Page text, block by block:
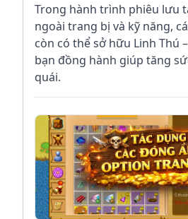
Trong hành trình phiêu lưu
ngoài trang bị và kỹ năng,
còn có thể sở hữu Linh Thú
bạn đồng hành giúp tăng
quái.